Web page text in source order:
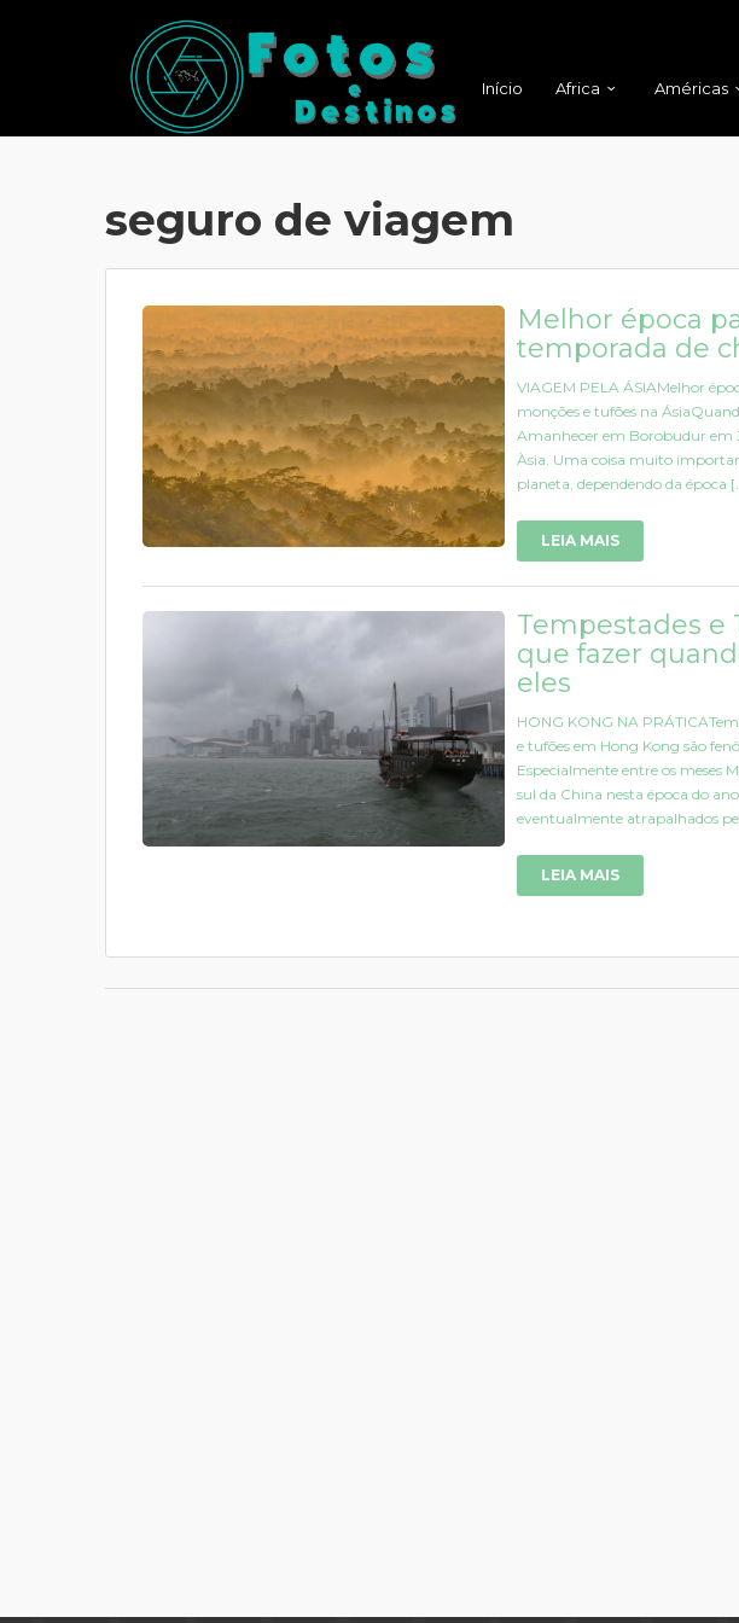
Início Africa Américas
seguro de viagem
Melhor época
temporada de
VIAGEM PELA ÁSIAMelhor
monções e tufões na
Amanhecer em Borobudur em
Àsia. Uma coisa muito
planeta, dependendo da época
LEIA MAIS
Tempestades e
que fazer
eles
HONG KONG NA
e tufões em Hong Kong são
Especialmente entre os meses
sul da China nesta época do
eventualmente atrapalhados
LEIA MAIS